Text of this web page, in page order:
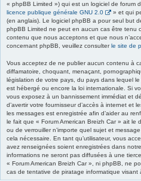
« phpBB Limited ») qui est un logiciel de forum
licence publique générale GNU 2.0
» et qui
(en anglais). Le logiciel phpBB a pour seul but
phpBB Limited ne peut en aucun cas être tenu
contenu que nous acceptons et que nous
concernant phpBB, veuillez consulter le site de
Vous acceptez de ne publier aucun contenu à
diffamatoire, choquant, menaçant,
législation de votre pays, du pays dans lequel
est hébergé ou encore la loi internationale. Si
vous exposez à un bannissement immédiat et
d’avertir votre fournisseur d’accès à internet et
les messages est enregistrée afin d’aider au
le fait que « Forum American Breizh Car » ait le
ou de verrouiller n’importe quel sujet et
cela nécessaire. En tant qu’utilisateur, vous
avez renseignées soient enregistrées dans
informations ne seront pas diffusées à une
« Forum American Breizh Car », ni phpBB, ne
cas de tentative de piratage informatique visant